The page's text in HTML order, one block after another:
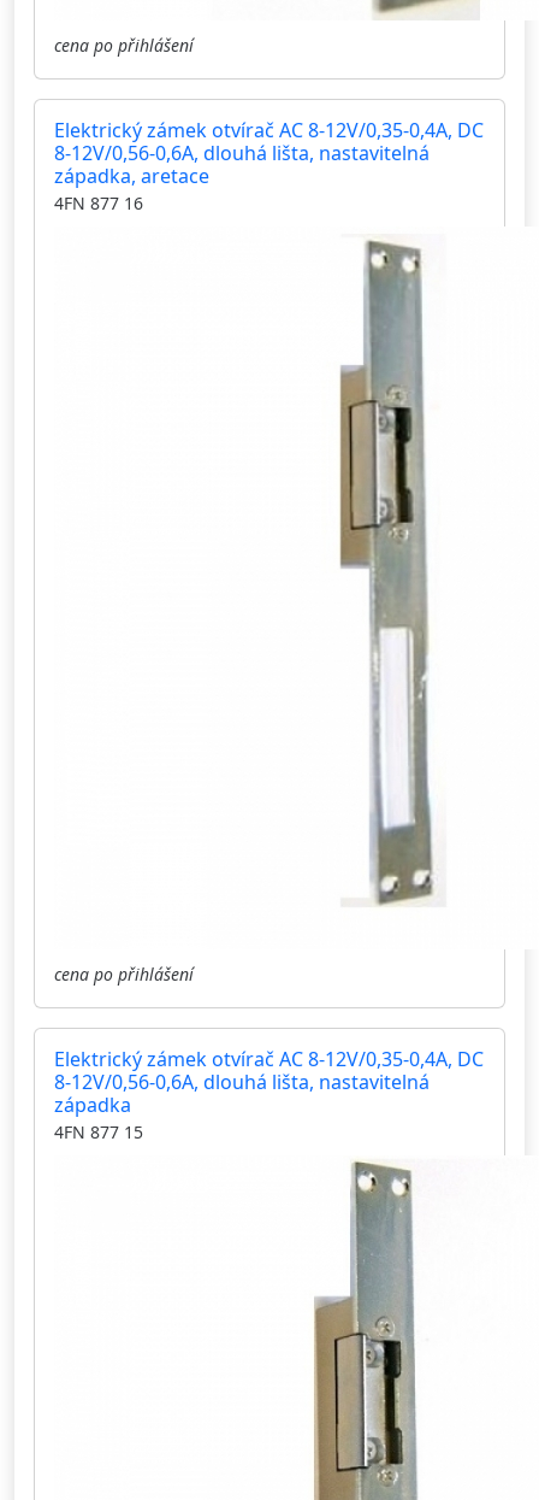
cena po přihlášení
Elektrický zámek otvírač AC 8-12V/0,35-0,4A, DC
8-12V/0,56-0,6A, dlouhá lišta, nastavitelná
západka, aretace
4FN 877 16
cena po přihlášení
Elektrický zámek otvírač AC 8-12V/0,35-0,4A, DC
8-12V/0,56-0,6A, dlouhá lišta, nastavitelná
západka
4FN 877 15